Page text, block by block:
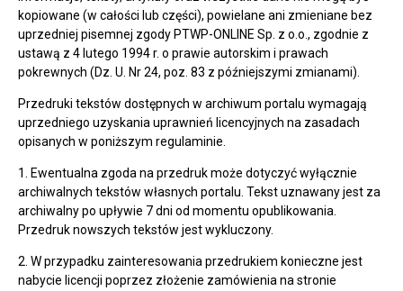
kopiowane (w całości lub części), powielane ani zmieniane bez
uprzedniej pisemnej zgody PTWP-ONLINE Sp. z o.o., zgodnie z
ustawą z 4 lutego 1994 r. o prawie autorskim i prawach
pokrewnych (Dz. U. Nr 24, poz. 83 z późniejszymi zmianami).
Przedruki tekstów dostępnych w archiwum portalu wymagają
uprzedniego uzyskania uprawnień licencyjnych na zasadach
opisanych w poniższym regulaminie.
1. Ewentualna zgoda na przedruk może dotyczyć wyłącznie
archiwalnych tekstów własnych portalu. Tekst uznawany jest za
archiwalny po upływie 7 dni od momentu opublikowania.
Przedruk nowszych tekstów jest wykluczony.
2. W przypadku zainteresowania przedrukiem konieczne jest
nabycie licencji poprzez złożenie zamówienia na stronie